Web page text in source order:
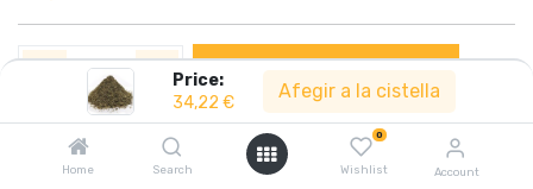
Price:
34,22 €
Afegir a la cistella
Home Search
0
Wishlist Account
Compartir :